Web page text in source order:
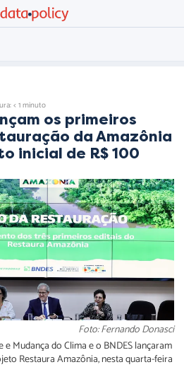
< 1 minuto
os primeiros
da Amazônia
inicial de R$ 100
Foto: Fernando Donasci
Mudança do Clima e o BNDES lançaram
Restaura Amazônia, nesta quarta-feira